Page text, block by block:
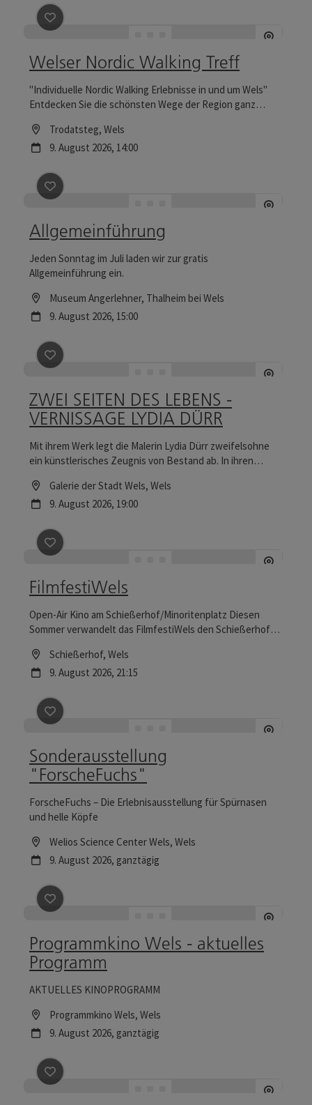
Beitrag merken
Welser Nordic Walking Treff
"Individuelle Nordic Walking Erlebnisse in und um Wels"
Entdecken Sie die schönsten Wege der Region ganz
Touren, die wir persönlich abstimmen.
Location
Trodatsteg, Wels
Nächster Termin
9. August 2026, 14:00
Beitrag merken
Allgemeinführung
Jeden Sonntag im Juli laden wir zur gratis
Allgemeinführung ein.
Location
Museum Angerlehner, Thalheim bei Wels
Nächster Termin
9. August 2026, 15:00
Beitrag merken
ZWEI SEITEN DES LEBENS -
VERNISSAGE LYDIA DÜRR
Mit ihrem Werk legt die Malerin Lydia Dürr zweifelsohne
ein künstlerisches Zeugnis von Bestand ab. In ihren
Ausdruck, der sich kompromisslos aus der puren
Gestaltungskraft nährt.
Location
Galerie der Stadt Wels, Wels
Nächster Termin
9. August 2026, 19:00
Beitrag merken
FilmfestiWels
Open-Air Kino am Schießerhof/Minoritenplatz Diesen
Sommer verwandelt das FilmfestiWels den Schießerhof
unter freiem Himmel. Filmvorführungen bei jedem Wetter
Alle Infos gibt es unter: https://programmkinowels.at/
Location
Schießerhof, Wels
Nächster Termin
9. August 2026, 21:15
Beitrag merken
Sonderausstellung
"ForscheFuchs"
ForscheFuchs – Die Erlebnisausstellung für Spürnasen
und helle Köpfe
Location
Welios Science Center Wels, Wels
Nächster Termin
9. August 2026, ganztägig
Beitrag merken
Programmkino Wels - aktuelles
Programm
AKTUELLES KINOPROGRAMM
Location
Programmkino Wels, Wels
Nächster Termin
9. August 2026, ganztägig
Beitrag merken